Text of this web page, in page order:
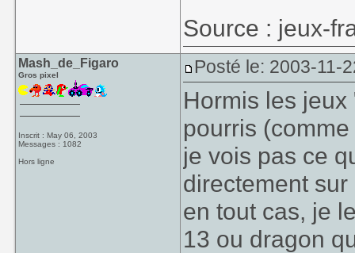
Source : jeux-
Mash_de_Figaro
Gros pixel
Inscrit : May 06, 2003
Messages : 1082
Hors ligne
Posté le: 2003-11-
Hormis les
pourris
je vois pas ce
directement
en tout cas, je
13 ou dragon